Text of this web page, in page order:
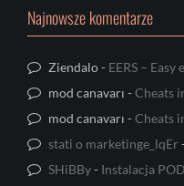
Najnowsze komentarze
Ziendalo- EERS –
mod canavarı -Cheats
mod canavarı -Cheats
stati o marketinge_lqEr
SHiBBy- Instalacja